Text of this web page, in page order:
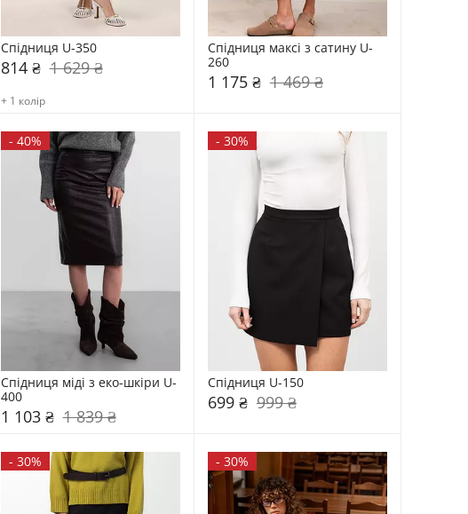
Спідниця U-350
814 ₴ 1 629 ₴
+ 1 колір
Спідниця максі з сатину U-
260
1 175 ₴ 1 469 ₴
- 40%
Спідниця міді з еко-шкіри U-
400
1 103 ₴ 1 839 ₴
- 30%
Спідниця U-150
699 ₴ 999 ₴
- 30% - 30%